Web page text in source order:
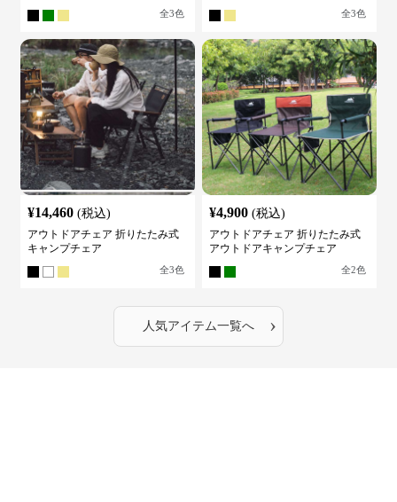
全3色 全3色
¥14,460 (税込)
アウトドアチェア 折りたたみ式
キャンプチェア
全3色
¥4,900 (税込)
アウトドアチェア 折りたたみ式
アウトドアキャンプチェア
全2色
人気アイテム一覧へ ›